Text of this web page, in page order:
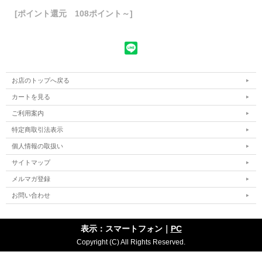
[ポイント還元 108ポイント～]
お店のトップへ戻る
カートを見る
ご利用案内
特定商取引法表示
個人情報の取扱い
サイトマップ
メルマガ登録
お問い合わせ
表示：スマートフォン｜ PC
Copyright (C) All Rights Reserved.